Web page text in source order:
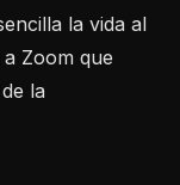
la vida al
Zoom que
la